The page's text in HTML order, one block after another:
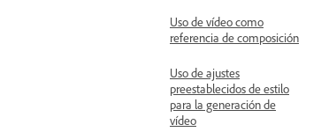
Uso de vídeo como
referencia de composición
Uso de ajustes
preestablecidos de estilo
para la generación de
vídeo